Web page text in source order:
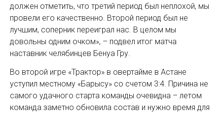
должен отметить, что третий период был неплохой, мы
провели его качественно. Второй период был не
лучшим, соперник переиграл нас. В целом мы
довольны одним очком», – подвел итог матча
наставник челябинцев Бенуа Гру.
Во второй игре «Трактор» в овертайме в Астане
уступил местному «Барысу» со счетом 3:4. Причина не
самого удачного старта команды очевидна – летом
команда заметно обновила состав и нужно время для